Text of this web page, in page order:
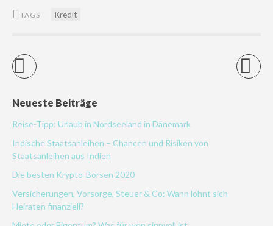
TAGS Kredit
Neueste Beiträge
Reise-Tipp: Urlaub in Nordseeland in Dänemark
Indische Staatsanleihen – Chancen und Risiken von
Staatsanleihen aus Indien
Die besten Krypto-Börsen 2020
Versicherungen, Vorsorge, Steuer & Co: Wann lohnt sich
Heiraten finanziell?